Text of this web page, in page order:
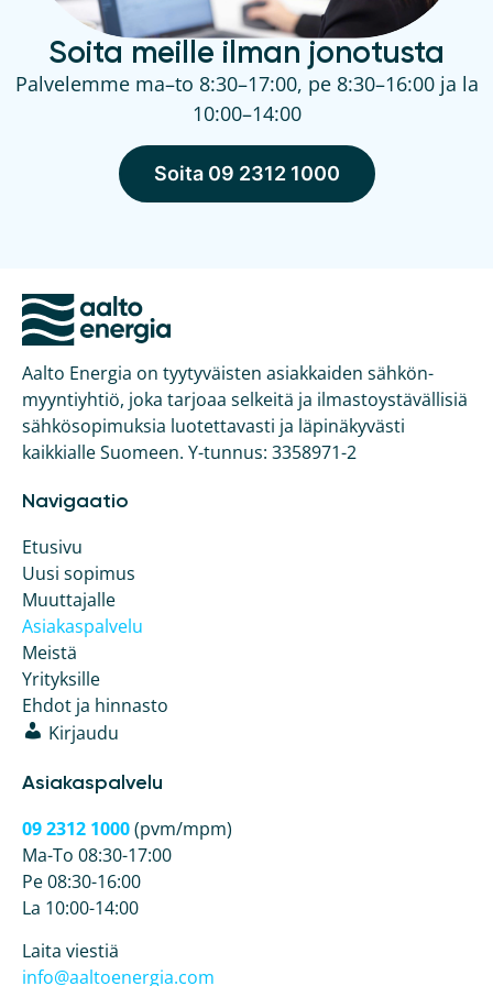
Soita meille ilman jonotusta
Palvelemme ma–to 8:30–17:00, pe 8:30–16:00 ja la
10:00–14:00
Soita 09 2312 1000
Aalto Energia on tyytyväisten asiakkaiden sähkön­
myyntiyhtiö, joka tarjoaa selkeitä ja ilmasto­ystävällisiä
sähkö­sopimuksia luotettavasti ja läpinäkyvästi
kaikkialle Suomeen. Y-tunnus: 3358971-2
Navigaatio
Etusivu
Uusi sopimus
Muuttajalle
Asiakaspalvelu
Meistä
Yrityksille
Ehdot ja hinnasto
Kirjaudu
Asiakaspalvelu
09 2312 1000(pvm/mpm)
Ma-To 08:30-17:00
Pe 08:30-16:00
La 10:00-14:00
Laita viestiä
info@aaltoenergia.com